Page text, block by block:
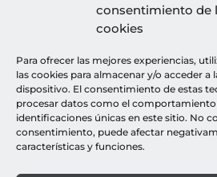
consentimiento de
cookies
Para ofrecer las mejores experiencias,
las cookies para almacenar y/o acceder a
dispositivo. El consentimiento de estas
procesar datos como el comportamiento
identificaciones únicas en este sitio. No
consentimiento, puede afectar
características y funciones.